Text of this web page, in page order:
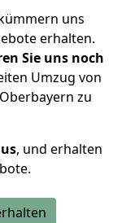
uns
erhalten.
Sie uns noch
Umzug von
zu
, und erhalten